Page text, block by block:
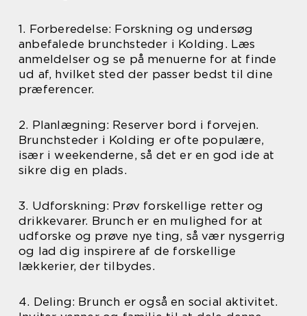
1. Forberedelse: Forskning og undersøg
anbefalede brunchsteder i Kolding. Læs
anmeldelser og se på menuerne for at finde
ud af, hvilket sted der passer bedst til dine
præferencer.
2. Planlægning: Reserver bord i forvejen.
Brunchsteder i Kolding er ofte populære,
især i weekenderne, så det er en god ide at
sikre dig en plads.
3. Udforskning: Prøv forskellige retter og
drikkevarer. Brunch er en mulighed for at
udforske og prøve nye ting, så vær nysgerrig
og lad dig inspirere af de forskellige
lækkerier, der tilbydes.
4. Deling: Brunch er også en social aktivitet.